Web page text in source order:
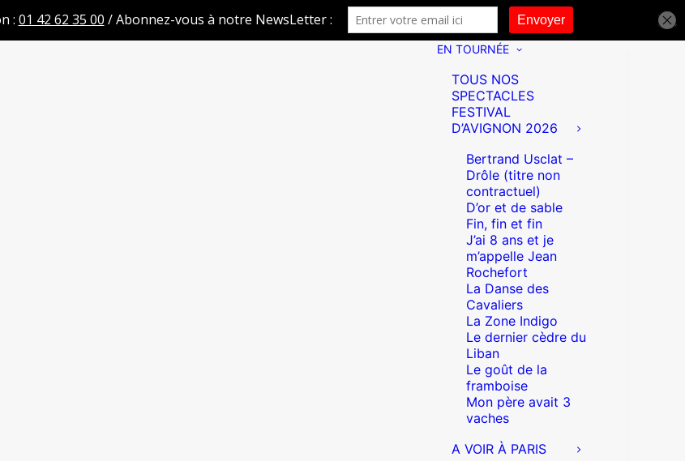
EN TOURNÉE
TOUS NOS
SPECTACLES
FESTIVAL
D’AVIGNON 2026
Bertrand Usclat –
Drôle (titre non
contractuel)
D’or et de sable
Fin, fin et fin
J’ai 8 ans et je
m’appelle Jean
Rochefort
La Danse des
Cavaliers
La Zone Indigo
Le dernier cèdre du
Liban
Le goût de la
framboise
Mon père avait 3
vaches
A VOIR À PARIS